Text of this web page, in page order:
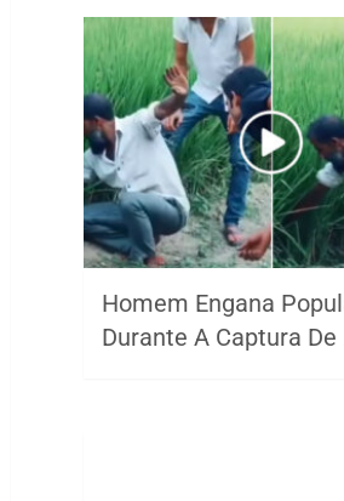
Homem Engana
Durante A Captura De